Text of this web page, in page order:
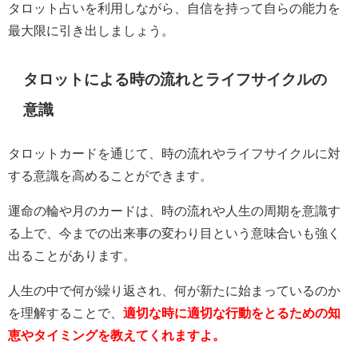
タロット占いを利用しながら、自信を持って自らの能力を
最大限に引き出しましょう。
タロットによる時の流れとライフサイクルの
意識
タロットカードを通じて、時の流れやライフサイクルに対
する意識を高めることができます。
運命の輪や月のカードは、時の流れや人生の周期を意識す
る上で、今までの出来事の変わり目という意味合いも強く
出ることがあります。
人生の中で何が繰り返され、何が新たに始まっているのか
を理解することで、 適切な時に適切な行動をとるための知
恵やタイミングを教えてくれますよ。